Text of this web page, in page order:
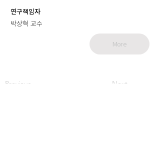
연구책임자
박상혁 교수
More
Previous Next